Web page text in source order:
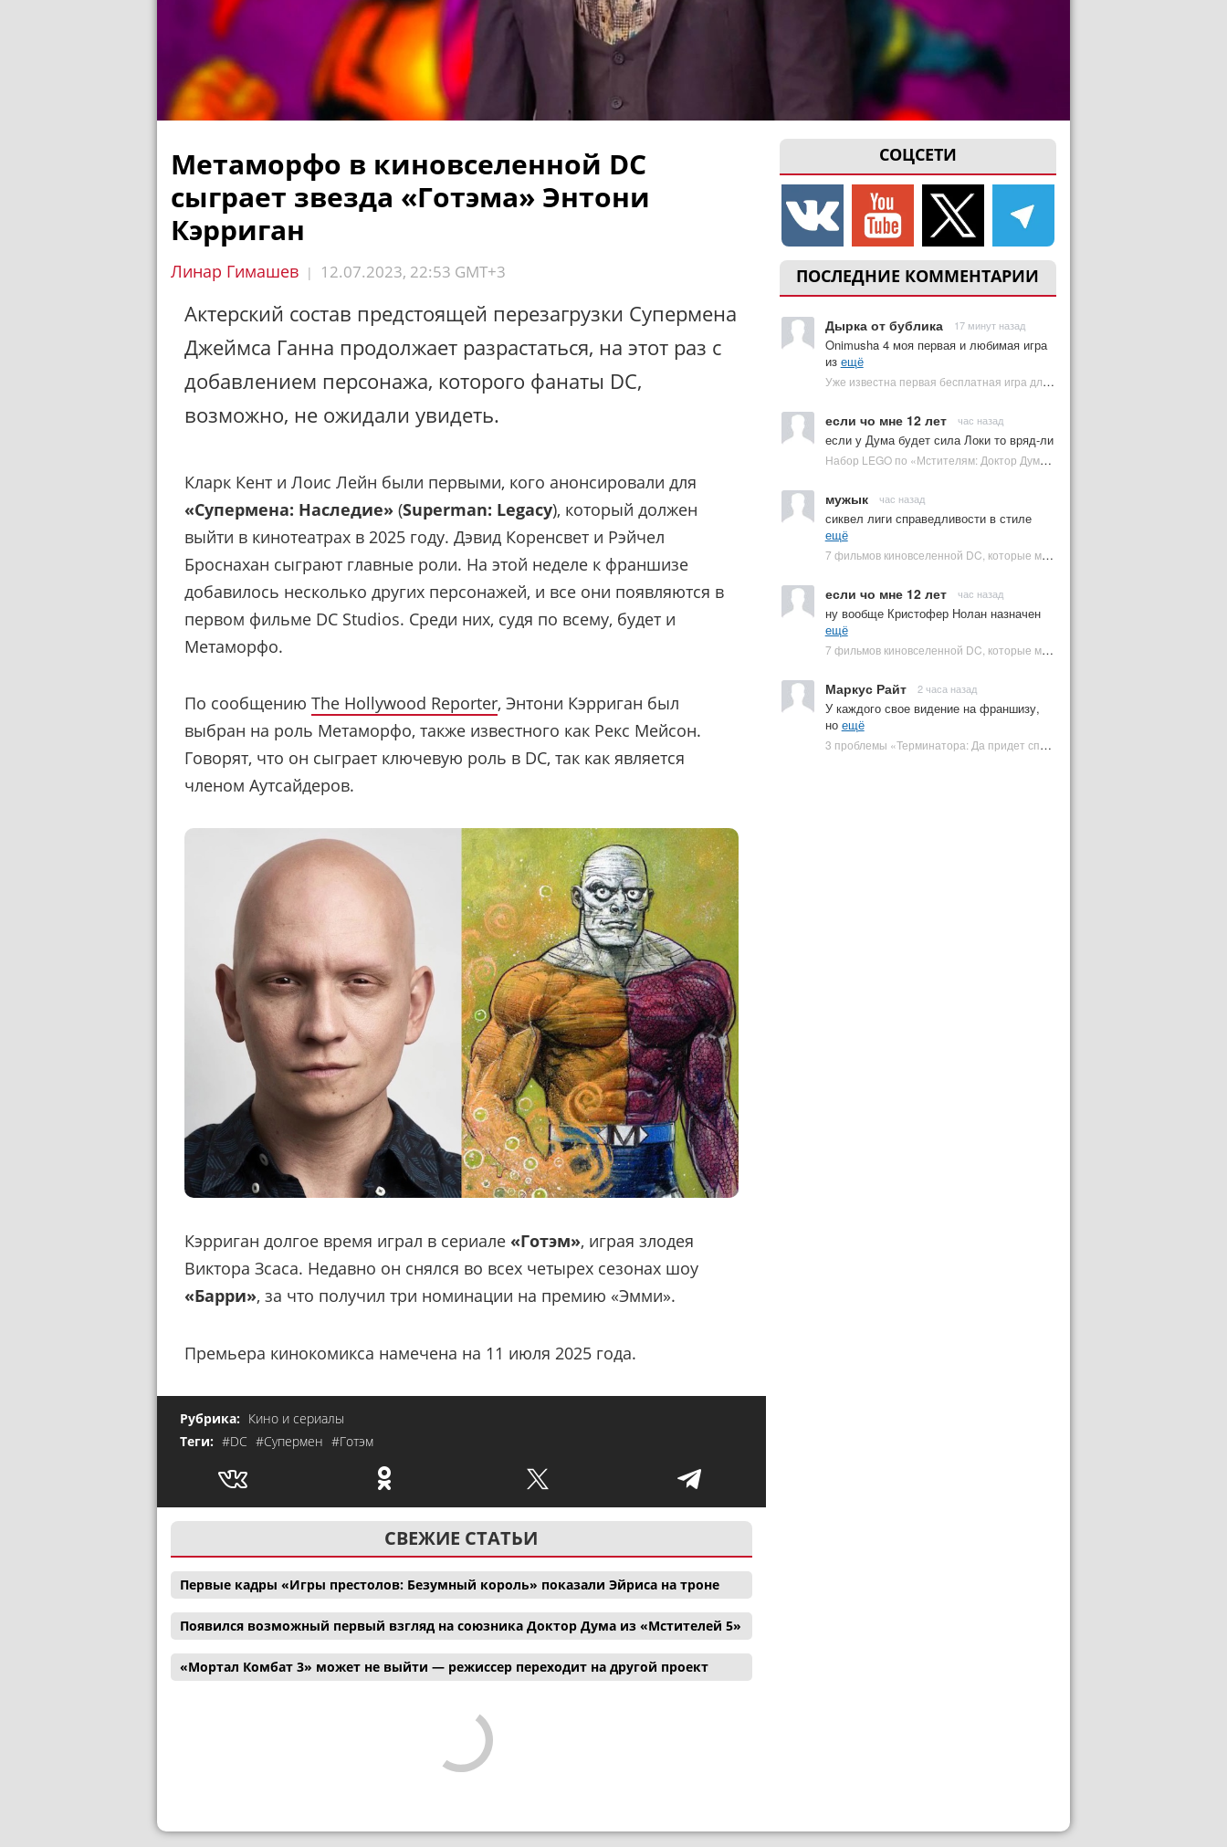
СОЦСЕТИ
ПОСЛЕДНИЕ КОММЕНТАРИИ
Дырка от бублика 17 минут назад
Onimusha 4 моя первая и любимая игра
из ещё
Уже известна первая бесплатная игра для PS Plus Premium за август 2026 | Plugged In Ru
если чо мне 12 лет час назад
если у Дума будет сила Локи то вряд-ли
Набор LEGO по «Мстителям: Доктор Дум» раскрыл костюм Часового | Plugged In Ru
мужык час назад
сиквел лиги справедливости в стиле
ещё
7 фильмов киновселенной DC, которые может снять Зак Снайдер | Plugged In Ru
если чо мне 12 лет час назад
ну вообще Кристофер Нолан назначен
ещё
7 фильмов киновселенной DC, которые может снять Зак Снайдер | Plugged In Ru
Маркус Райт 2 часа назад
У каждого свое видение на франшизу,
но ещё
3 проблемы «Терминатора: Да придет спаситель», которые испортили фильм | Plugged In Ru
Метаморфо в киновселенной DC
сыграет звезда «Готэма» Энтони
Кэрриган
Линар Гимашев | 12.07.2023, 22:53 GMT+3
Актерский состав предстоящей перезагрузки Супермена
Джеймса Ганна продолжает разрастаться, на этот раз с
добавлением персонажа, которого фанаты DC,
возможно, не ожидали увидеть.
Кларк Кент и Лоис Лейн были первыми, кого анонсировали для
«Супермена: Наследие» (Superman: Legacy), который должен
выйти в кинотеатрах в 2025 году. Дэвид Коренсвет и Рэйчел
Броснахан сыграют главные роли. На этой неделе к франшизе
добавилось несколько других персонажей, и все они появляются в
первом фильме DC Studios. Среди них, судя по всему, будет и
Метаморфо.
По сообщению The Hollywood Reporter, Энтони Кэрриган был
выбран на роль Метаморфо, также известного как Рекс Мейсон.
Говорят, что он сыграет ключевую роль в DC, так как является
членом Аутсайдеров.
Кэрриган долгое время играл в сериале «Готэм», играя злодея
Виктора Зсаса. Недавно он снялся во всех четырех сезонах шоу
«Барри», за что получил три номинации на премию «Эмми».
Премьера кинокомикса намечена на 11 июля 2025 года.
Рубрика: Кино и сериалы
Теги: #DC #Супермен #Готэм
СВЕЖИЕ СТАТЬИ
Первые кадры «Игры престолов: Безумный король» показали Эйриса на троне
Появился возможный первый взгляд на союзника Доктор Дума из «Мстителей 5»
«Мортал Комбат 3» может не выйти — режиссер переходит на другой проект